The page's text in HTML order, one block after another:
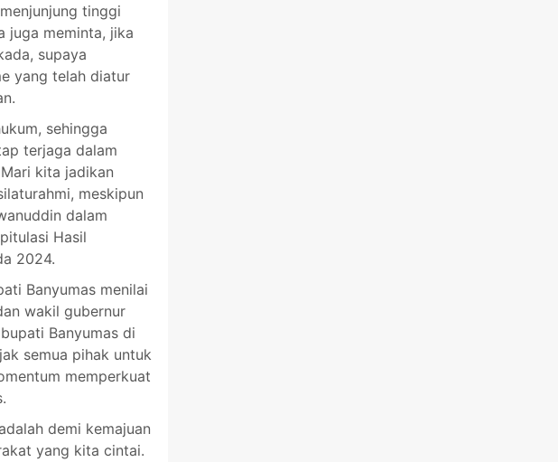
tinggi
juga meminta, jika
supaya
yang telah diatur
sehingga
terjaga dalam
kita jadikan
meskipun
dalam
Hasil
2024.
Banyumas menilai
wakil gubernur
Banyumas di
semua pihak untuk
memperkuat
demi kemajuan
yang kita cintai.